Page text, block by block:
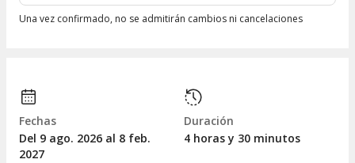
Una vez confirmado, no se admitirán cambios ni cancelaciones
Fechas
Del 9 ago. 2026 al 8 feb.
2027
Duración
4 horas y 30 minutos